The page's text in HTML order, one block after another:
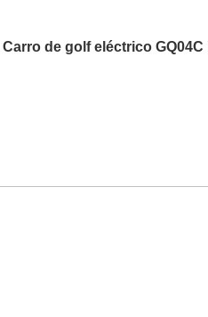
Carro de golf eléctrico GQ04C